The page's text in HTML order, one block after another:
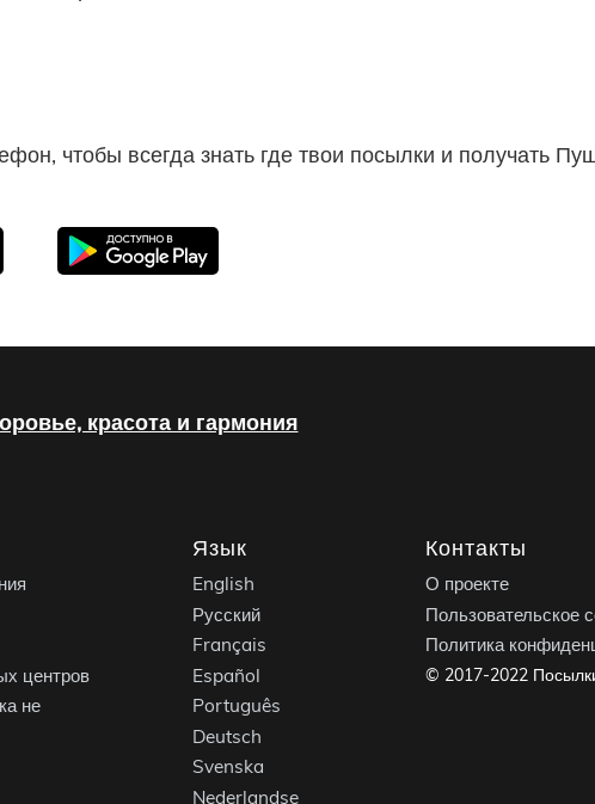
чтобы всегда знать где твои посылки и получать
красота и гармония
центров
не
Язык
English
Русский
Français
Español
Português
Deutsch
Svenska
Nederlandse
Контакты
О проекте
Пользовательское
Политика
© 2017-2022